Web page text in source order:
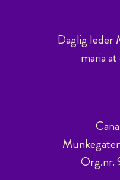
Daglig leder
maria